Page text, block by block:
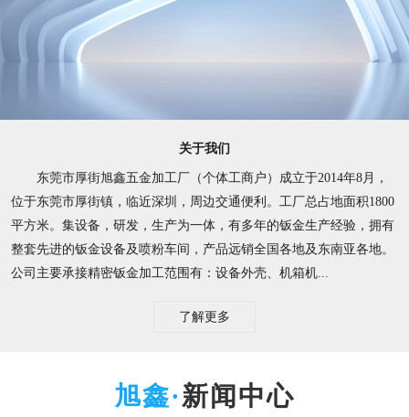
关于我们
东莞市厚街旭鑫五金加工厂（个体工商户）成立于2014年8月，
位于东莞市厚街镇，临近深圳，周边交通便利。工厂总占地面积1800
平方米。集设备，研发，生产为一体，有多年的钣金生产经验，拥有
整套先进的钣金设备及喷粉车间，产品远销全国各地及东南亚各地。
公司主要承接精密钣金加工范围有：设备外壳、机箱机...
了解更多
新闻中心